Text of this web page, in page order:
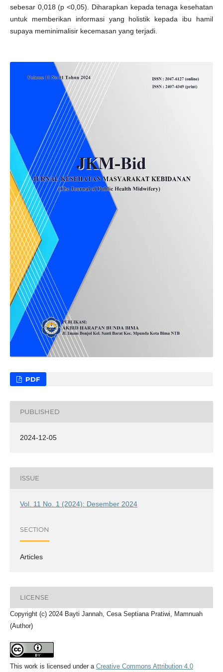
sebesar 0,018 (p <0,05). Diharapkan kepada tenaga kesehatan
untuk memberikan informasi yang holistik kepada ibu hamil
supaya meminimalisir kecemasan yang terjadi.
PDF
PUBLISHED
2024-12-05
ISSUE
Vol. 11 No. 1 (2024): Desember 2024
SECTION
Articles
LICENSE
Copyright (c) 2024 Bayti Jannah, Cesa Septiana Pratiwi, Mamnuah
(Author)
This work is licensed under a Creative Commons Attribution 4.0